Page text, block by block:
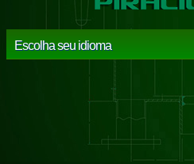
Escolha seu idioma